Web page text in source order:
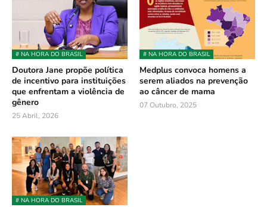
# NA HORA DO BRASIL
Doutora Jane propõe política
de incentivo para instituições
que enfrentam a violência de
gênero
25 Abril, 2026
# NA HORA DO BRASIL
Medplus convoca homens a
serem aliados na prevenção
ao câncer de mama
07 Outubro, 2025
# NA HORA DO BRASIL